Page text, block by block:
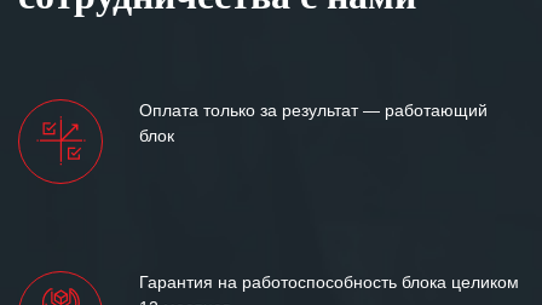
Оплата только за результат — работающий
блок
Гарантия на работоспособность блока целиком